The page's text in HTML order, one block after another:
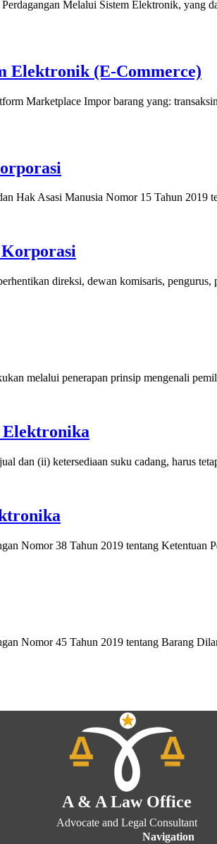
Melalui Sistem Elektronik, yang
Elektronik (E-Commerce)
Marketplace Impor barang yang:
Hak Asasi Manusia Nomor 15 Tahun
direksi, dewan komisaris,
melalui penerapan prinsip mengenali
Elektronika
dan (ii) ketersediaan suku cadang, harus
Nomor 38 Tahun 2019 tentang
Nomor 45 Tahun 2019 tentang Barang
A & A Law Office
Advocate and Legal Consultant
Navigation